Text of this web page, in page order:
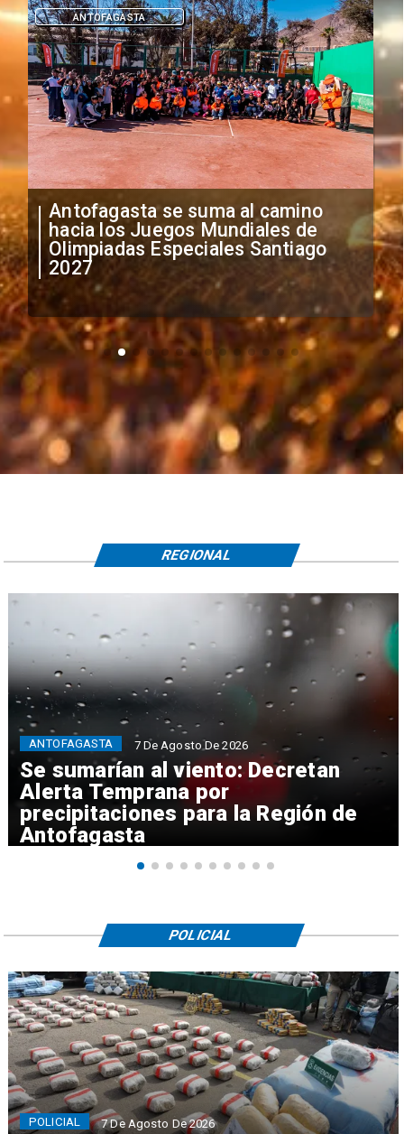
"Falta de profesionalismo": Sifup
anuncia medidas por situación
irregular de futbolistas
extranjeros
DEPORTES
Se sumarían al viento: Decretan
Alerta Temprana por
precipitaciones para la Región de
Antofagasta
ANTOFAGASTA 7 De Agosto De 2026
REGIONAL
POLICIAL 7 De Agosto De 2026
POLICIAL